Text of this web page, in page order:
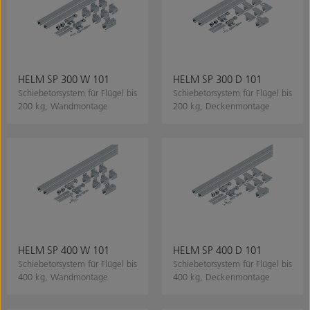
HELM SP 300 W 101
Schiebetorsystem für Flügel bis
200 kg, Wandmontage
HELM SP 300 D 101
Schiebetorsystem für Flügel bis
200 kg, Deckenmontage
HELM SP 400 W 101
Schiebetorsystem für Flügel bis
400 kg, Wandmontage
HELM SP 400 D 101
Schiebetorsystem für Flügel bis
400 kg, Deckenmontage